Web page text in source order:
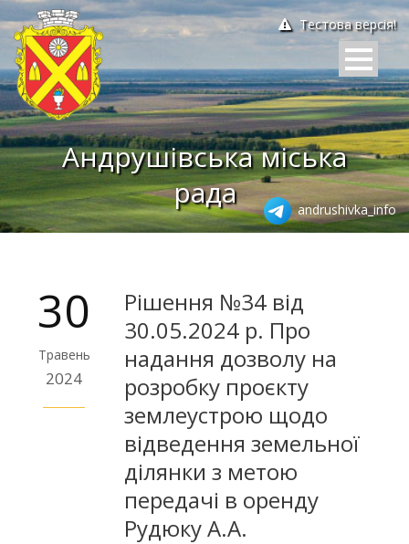
Тестова версія!
Андрушівська міська
рада
andrushivka_info
30
Травень
2024
Рішення №34 від
30.05.2024 р. Про
надання дозволу на
розробку проєкту
землеустрою щодо
відведення земельної
ділянки з метою
передачі в оренду
Рудюку А.А.